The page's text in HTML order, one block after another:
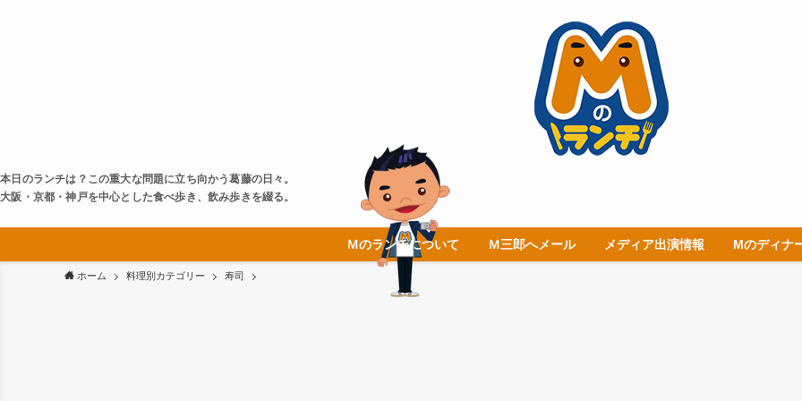
本日のランチは？この重大な問題に立ち向かう葛藤の日々。
大阪・京都・神戸を中心とした食べ歩き、飲み歩きを綴る。
Ｍのランチについて Ｍ三郎へメール メディア出演情報 Mのディナ
ホーム 料理別カテゴリー 寿司